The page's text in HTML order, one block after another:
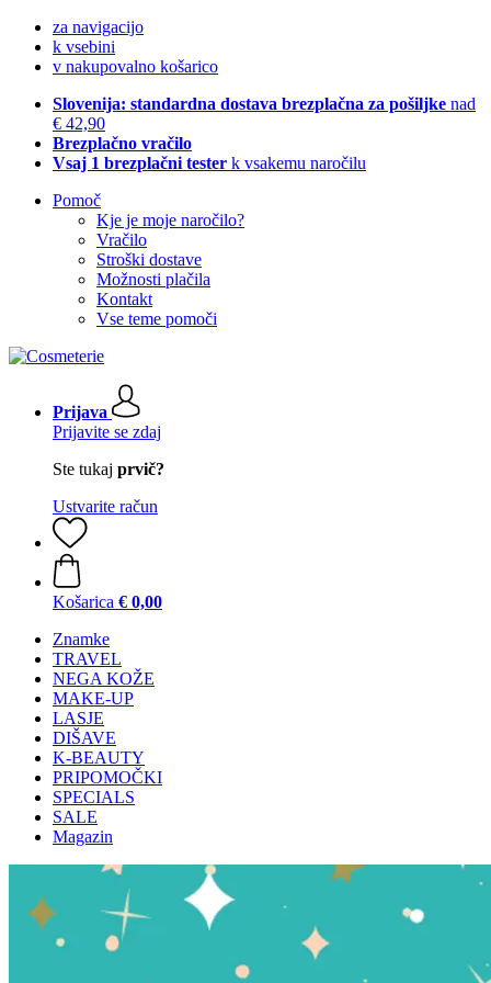
za navigacijo
k vsebini
v nakupovalno košarico
Slovenija: standardna dostava brezplačna za pošiljke nad
€ 42,90
Brezplačno vračilo
Vsaj 1 brezplačni tester k vsakemu naročilu
Pomoč
Kje je moje naročilo?
Vračilo
Stroški dostave
Možnosti plačila
Kontakt
Vse teme pomoči
Prijava
Prijavite se zdaj
Ste tukaj prvič?
Ustvarite račun
Košarica € 0,00
Znamke
TRAVEL
NEGA KOŽE
MAKE-UP
LASJE
DIŠAVE
K-BEAUTY
PRIPOMOČKI
SPECIALS
SALE
Magazin